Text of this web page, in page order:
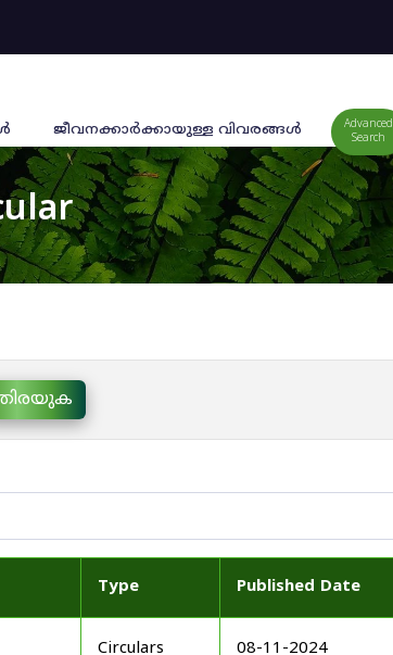
ജീവനക്കാര്‍ക്കായുള്ള വിവരങ്ങള്‍
Advanced
Search
Type Published Date
Circulars 08-11-2024